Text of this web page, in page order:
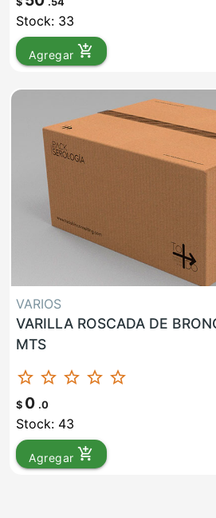
Stock: 33
Agregar add_shopping_cart
VARIOS
VARILLA ROSCADA DE
MTS
star_border star_border star_border star_border star_border
$ 0 .0
Stock: 43
Agregar add_shopping_cart